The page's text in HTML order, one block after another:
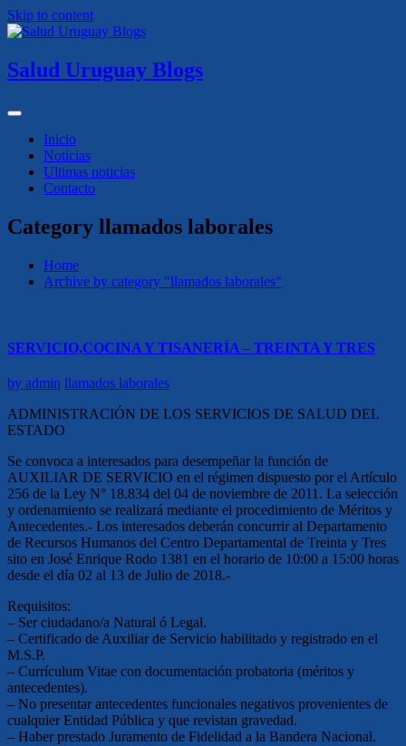
Skip to content
Salud Uruguay Blogs
Inicio
Noticias
Ultimas noticias
Contacto
Category llamados laborales
Home
Archive by category "llamados laborales"
SERVICIO,COCINA Y TISANERÍA – TREINTA Y TRES
by admin llamados laborales
ADMINISTRACIÓN DE LOS SERVICIOS DE SALUD DEL
ESTADO
Se convoca a interesados para desempeñar la función de
AUXILIAR DE SERVICIO en el régimen dispuesto por el Artículo
256 de la Ley N° 18.834 del 04 de noviembre de 2011. La selección
y ordenamiento se realizará mediante el procedimiento de Méritos y
Antecedentes.- Los interesados deberán concurrir al Departamento
de Recursos Humanos del Centro Departamental de Treinta y Tres
sito en José Enrique Rodo 1381 en el horario de 10:00 a 15:00 horas
desde el día 02 al 13 de Julio de 2018.-
Requisitos:
– Ser ciudadano/a Natural ó Legal.
– Certificado de Auxiliar de Servicio habilitado y registrado en el
M.S.P.
– Currículum Vitae con documentación probatoria (méritos y
antecedentes).
– No presentar antecedentes funcionales negativos provenientes de
cualquier Entidad Pública y que revistan gravedad.
– Haber prestado Juramento de Fidelidad a la Bandera Nacional.